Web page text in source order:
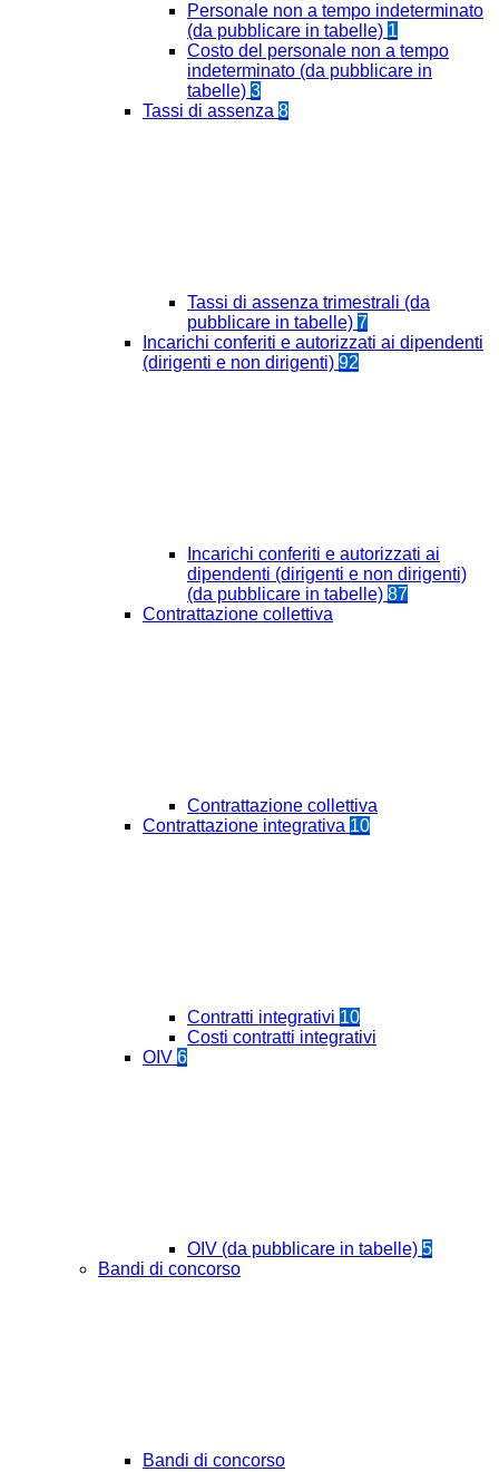
Personale non a tempo indeterminato
(da pubblicare in tabelle) 1
Costo del personale non a tempo
indeterminato (da pubblicare in
tabelle) 3
Tassi di assenza 8
Tassi di assenza trimestrali (da
pubblicare in tabelle) 7
Incarichi conferiti e autorizzati ai dipendenti
(dirigenti e non dirigenti) 92
Incarichi conferiti e autorizzati ai
dipendenti (dirigenti e non dirigenti)
(da pubblicare in tabelle) 87
Contrattazione collettiva
Contrattazione collettiva
Contrattazione integrativa 10
Contratti integrativi 10
Costi contratti integrativi
OIV 6
OIV (da pubblicare in tabelle) 5
Bandi di concorso
Bandi di concorso